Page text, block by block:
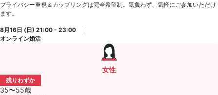
プライバシー重視＆カップリングは完全希望制。気負わず、気軽にご参加いただけ
ます。
8月16日 (日) 21:00 - 23:00
オンライン婚活
女性
残りわずか
35〜55歳